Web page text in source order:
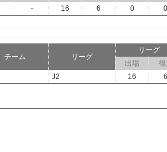
- 16 6 0 0
チーム リーグ
リーグ
出場
得
J2 16 6